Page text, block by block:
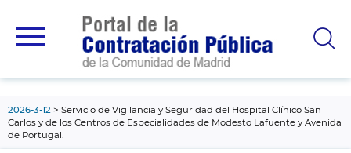
principal
2026-3-12
Servicio de Vigilancia y Seguridad del Hospital Clínico San
Carlos y de los Centros de Especialidades de Modesto Lafuente y Avenida
de Portugal.